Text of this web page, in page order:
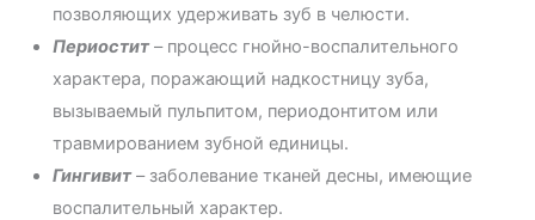
позволяющих удерживать зуб в челюсти.
Периостит– процесс гнойно-воспалительного
характера, поражающий надкостницу зуба,
вызываемый пульпитом, периодонтитом или
травмированием зубной единицы.
Гингивит– заболевание тканей десны, имеющие
воспалительный характер.